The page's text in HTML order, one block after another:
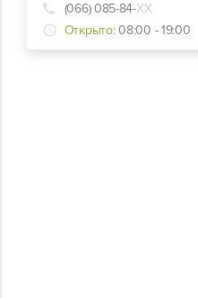
(066) 085-84-ХХ
Открыто: 08:00 - 19:00